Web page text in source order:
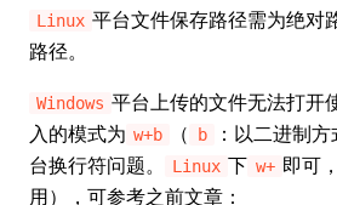
Linux 平台文件保存路径需为绝对
路径。
Windows 平台上传的文件无法打开
入的模式为 w+b （ b
：以二进制
台换行符问题。
Linux 下 w+ 即可，
用），可参考之前文章：